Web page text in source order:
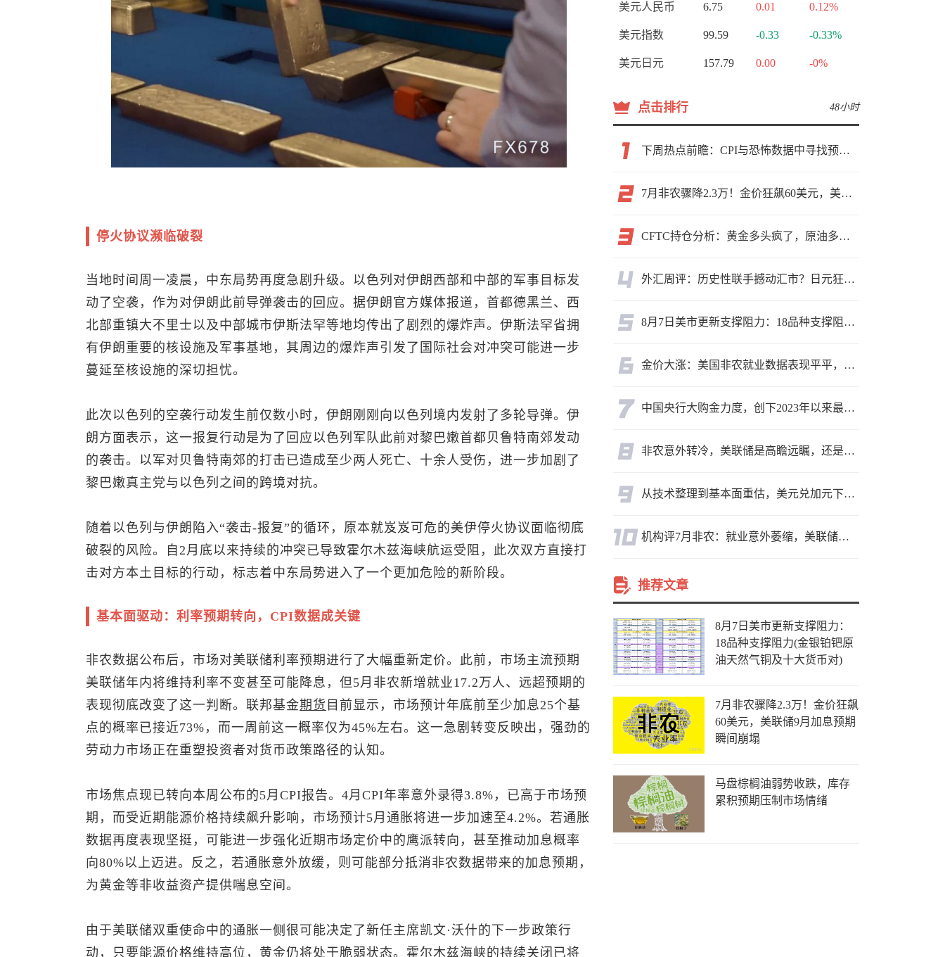
停火协议濒临破裂
当地时间周一凌晨，中东局势再度急剧升级。以色列对伊朗西部和中部的军事目标发
动了空袭，作为对伊朗此前导弹袭击的回应。据伊朗官方媒体报道，首都德黑兰、西
北部重镇大不里士以及中部城市伊斯法罕等地均传出了剧烈的爆炸声。伊斯法罕省拥
有伊朗重要的核设施及军事基地，其周边的爆炸声引发了国际社会对冲突可能进一步
蔓延至核设施的深切担忧。
此次以色列的空袭行动发生前仅数小时，伊朗刚刚向以色列境内发射了多轮导弹。伊
朗方面表示，这一报复行动是为了回应以色列军队此前对黎巴嫩首都贝鲁特南郊发动
的袭击。以军对贝鲁特南郊的打击已造成至少两人死亡、十余人受伤，进一步加剧了
黎巴嫩真主党与以色列之间的跨境对抗。
随着以色列与伊朗陷入“袭击-报复”的循环，原本就岌岌可危的美伊停火协议面临彻底
破裂的风险。自2月底以来持续的冲突已导致霍尔木兹海峡航运受阻，此次双方直接打
击对方本土目标的行动，标志着中东局势进入了一个更加危险的新阶段。
基本面驱动：利率预期转向，CPI数据成关键
非农数据公布后，市场对美联储利率预期进行了大幅重新定价。此前，市场主流预期
美联储年内将维持利率不变甚至可能降息，但5月非农新增就业17.2万人、远超预期的
表现彻底改变了这一判断。联邦基金期货 目前显示，市场预计年底前至少加息25个基
点的概率已接近73%，而一周前这一概率仅为45%左右。这一急剧转变反映出，强劲的
劳动力市场正在重塑投资者对货币政策路径的认知。
市场焦点现已转向本周公布的5月CPI报告。4月CPI年率意外录得3.8%，已高于市场预
期，而受近期能源价格持续飙升影响，市场预计5月通胀将进一步加速至4.2%。若通胀
数据再度表现坚挺，可能进一步强化近期市场定价中的鹰派转向，甚至推动加息概率
向80%以上迈进。反之，若通胀意外放缓，则可能部分抵消非农数据带来的加息预期，
为黄金等非收益资产提供喘息空间。
由于美联储双重使命中的通胀一侧很可能决定了新任主席凯文·沃什的下一步政策行
动，只要能源价格维持高位，黄金仍将处于脆弱状态。霍尔木兹海峡的持续关闭已将
美元人民币 6.75 0.01 0.12%
美元指数 99.59 -0.33 -0.33%
美元日元 157.79 0.00 -0%
点击排行 48小时
下周热点前瞻：CPI与恐怖数据中寻找预期差
7月非农骤降2.3万！金价狂飙60美元，美联储9月加息预期瞬间崩塌
CFTC持仓分析：黄金多头疯了，原油多头跑了，日元空头投降了！
外汇周评：历史性联手撼动汇市？日元狂飙后回调，非农意外爆冷，美元刷新七周低点
8月7日美市更新支撑阻力：18品种支撑阻力(金银铂钯原油天然气铜及十大货币对)
金价大涨：美国非农就业数据表现平平，美联储加息预期遭重创
中国央行大购金力度，创下2023年以来最大月度购金规模
非农意外转冷，美联储是高瞻远瞩，还是政治默契？
从技术整理到基本面重估，美元兑加元下一阶段关注焦点浮现
机构评7月非农：就业意外萎缩，美联储迎政策难题
推荐文章
8月7日美市更新支撑阻力：
18品种支撑阻力(金银铂钯原
油天然气铜及十大货币对)
7月非农骤降2.3万！金价狂飙
60美元，美联储9月加息预期
瞬间崩塌
马盘棕榈油弱势收跌，库存
累积预期压制市场情绪